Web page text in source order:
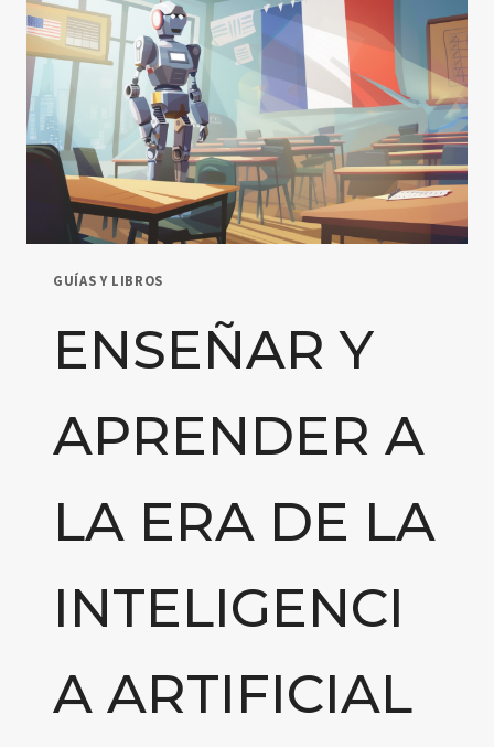
EXPERIENCIA
PRÁCTICA
CON
NARRATIVAS
INTERACTIVAS
GUÍAS Y LIBROS
ENSEÑAR Y
APRENDER A
LA ERA DE LA
INTELIGENCI
A ARTIFICIAL